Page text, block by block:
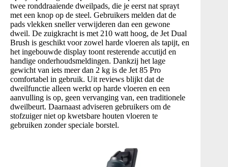
twee ronddraaiende dweilpads, die je eerst nat sprayt
met een knop op de steel. Gebruikers melden dat de
pads vlekken sneller verwijderen dan een gewone
dweil. De zuigkracht is met 210 watt hoog, de Jet Dual
Brush is geschikt voor zowel harde vloeren als tapijt, en
het ingebouwde display toont resterende accutijd en
handige onderhoudsmeldingen. Dankzij het lage
gewicht van iets meer dan 2 kg is de Jet 85 Pro
comfortabel in gebruik. Uit reviews blijkt dat de
dweilfunctie alleen werkt op harde vloeren en een
aanvulling is op, geen vervanging van, een traditionele
dweilbeurt. Daarnaast adviseren gebruikers om de
stofzuiger niet op kwetsbare houten vloeren te
gebruiken zonder speciale borstel.